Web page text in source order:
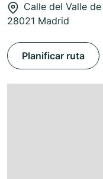
Calle del Valle
28021 Madrid
Planificar ruta